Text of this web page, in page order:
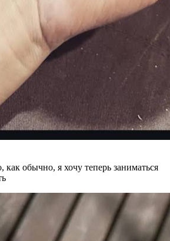
как обычно, я хочу теперь заниматься